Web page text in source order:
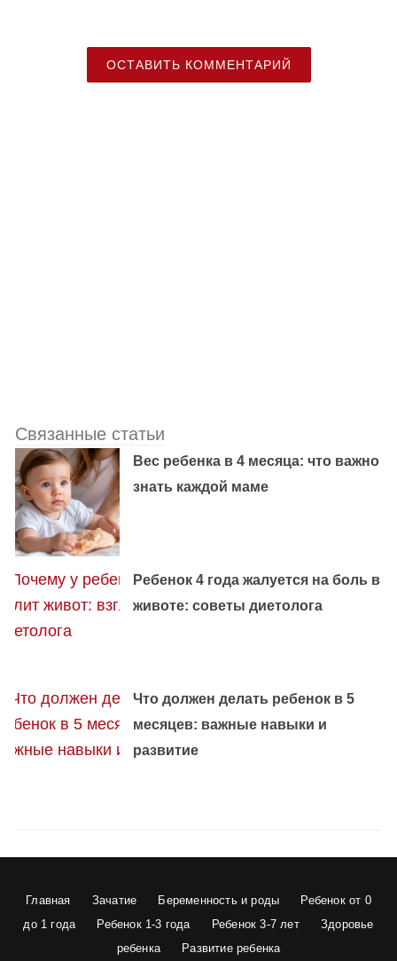
ОСТАВИТЬ КОММЕНТАРИЙ
Связанные статьи
Вес ребенка в 4 месяца: что важно
знать каждой маме
Ребенок 4 года жалуется на боль в
животе: советы диетолога
Что должен делать ребенок в 5
месяцев: важные навыки и
развитие
Главная Зачатие Беременность и роды
Ребенок от 0
до 1 года
Ребенок 1-3 года Ребенок 3-7 лет
Здоровье
ребенка
Развитие ребенка